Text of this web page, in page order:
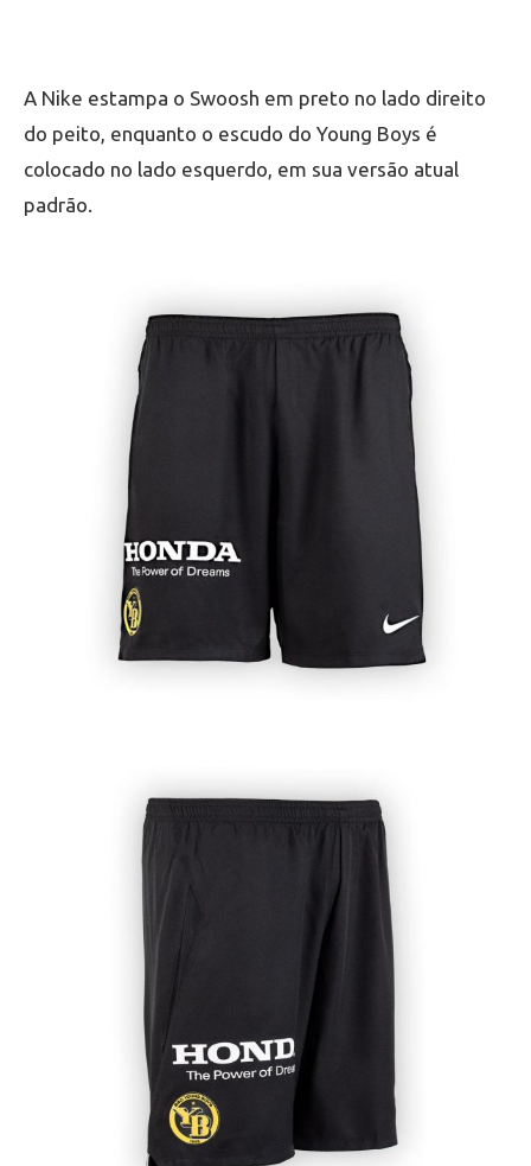
A Nike estampa o Swoosh em preto no lado direito
do peito, enquanto o escudo do Young Boys é
colocado no lado esquerdo, em sua versão atual
padrão.